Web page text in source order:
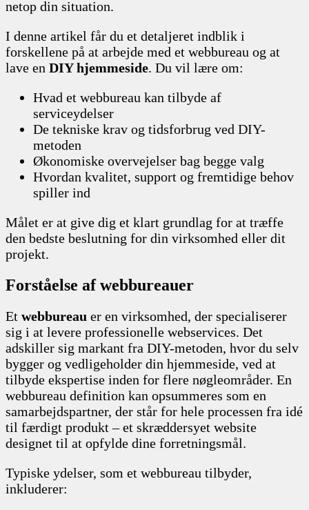
netop din situation.
I denne artikel får du et detaljeret indblik i
forskellene på at arbejde med et webbureau og at
lave en DIY hjemmeside. Du vil lære om:
Hvad et webbureau kan tilbyde af
serviceydelser
De tekniske krav og tidsforbrug ved DIY-
metoden
Økonomiske overvejelser bag begge valg
Hvordan kvalitet, support og fremtidige behov
spiller ind
Målet er at give dig et klart grundlag for at træffe
den bedste beslutning for din virksomhed eller dit
projekt.
Forståelse af webbureauer
Et webbureau er en virksomhed, der specialiserer
sig i at levere professionelle webservices. Det
adskiller sig markant fra DIY-metoden, hvor du selv
bygger og vedligeholder din hjemmeside, ved at
tilbyde ekspertise inden for flere nøgleområder. En
webbureau definition kan opsummeres som en
samarbejdspartner, der står for hele processen fra idé
til færdigt produkt – et skræddersyet website
designet til at opfylde dine forretningsmål.
Typiske ydelser, som et webbureau tilbyder,
inkluderer: